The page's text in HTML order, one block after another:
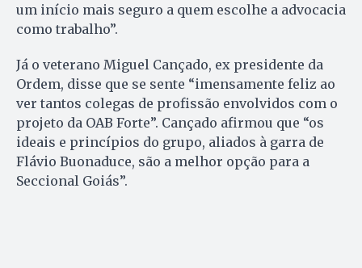
um início mais seguro a quem escolhe a advocacia
como trabalho”.
Já o veterano Miguel Cançado, ex presidente da
Ordem, disse que se sente “imensamente feliz ao
ver tantos colegas de profissão envolvidos com o
projeto da OAB Forte”. Cançado afirmou que “os
ideais e princípios do grupo, aliados à garra de
Flávio Buonaduce, são a melhor opção para a
Seccional Goiás”.